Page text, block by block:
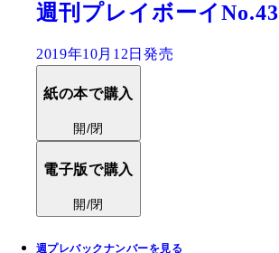
週刊プレイボーイNo.43
2019年10月12日発売
紙の本で購入
開/閉
電子版で購入
開/閉
週プレバックナンバーを見る